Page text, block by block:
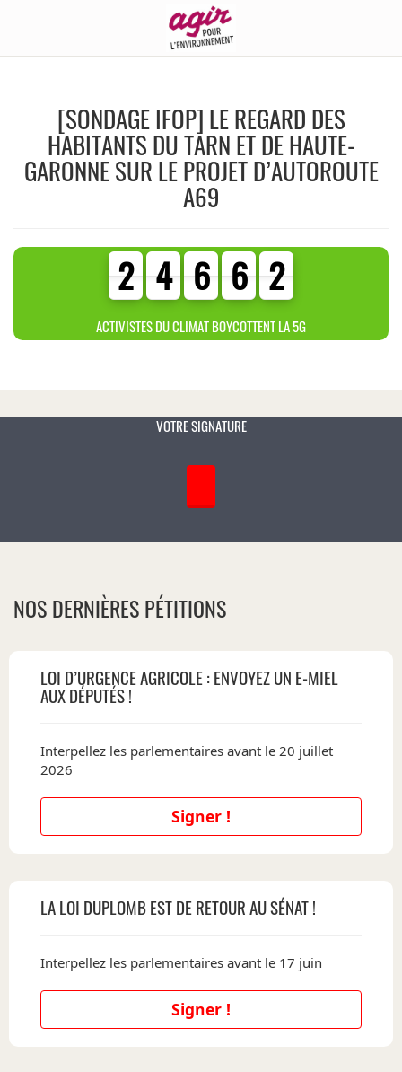
[SONDAGE IFOP] LE REGARD DES
HABITANTS DU TARN ET DE HAUTE-
GARONNE SUR LE PROJET D’AUTOROUTE
A69
2
2 4
3
4 6
0
6 6
3
6 2
0
2
ACTIVISTES DU CLIMAT BOYCOTTENT LA 5G
VOTRE SIGNATURE
NOS DERNIÈRES PÉTITIONS
LOI D’URGENCE AGRICOLE : ENVOYEZ UN E-MIEL
AUX DÉPUTÉS !
Interpellez les parlementaires avant le 20 juillet
2026
Signer !
LA LOI DUPLOMB EST DE RETOUR AU SÉNAT !
Interpellez les parlementaires avant le 17 juin
Signer !